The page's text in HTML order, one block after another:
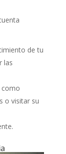
de tu
las
como
o visitar su